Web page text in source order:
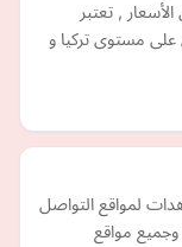
, تعتبر
على مستوى تركيا و
لمواقع التواصل
مواقع